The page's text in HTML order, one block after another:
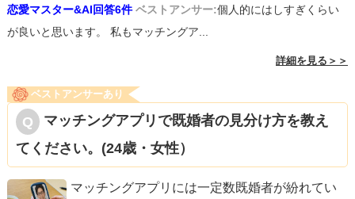
恋愛マスター&AI回答6件 ベストアンサー:個人的にはしすぎくらい
が良いと思います。 私もマッチングア...
詳細を見る＞＞
ベストアンサーあり
マッチングアプリで既婚者の見分け方を教え
てください。(24歳・女性）
マッチングアプリには一定数既婚者が紛れてい